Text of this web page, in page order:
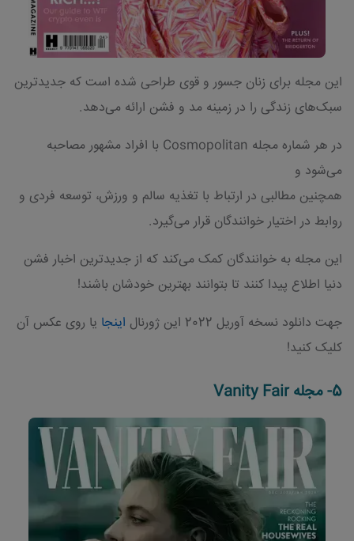
این مجله برای زنان جسور و قوی طراحی شده است که جدیدترین
سبک‌های زندگی را در زمینه مد و فشن ارائه می‌دهد.
در هر شماره مجله Cosmopolitan با افراد مشهور مصاحبه
می‌شود و
همچنین مطالبی در ارتباط با تغذیه سالم و ورزش، توسعه فردی و
روابط در اختیار خوانندگان قرار می‌گیرد.
این مجله به خوانندگان کمک می‌کند که از جدیدترین اخبار فشن
دنیا اطلاع پیدا کنند تا بتوانند بهترین خودشان باشند!
جهت دانلود نسخه آوریل 2022 این ژورنال
اینجا یا روی عکس آن
کلیک کنید!
5- مجله Vanity Fair